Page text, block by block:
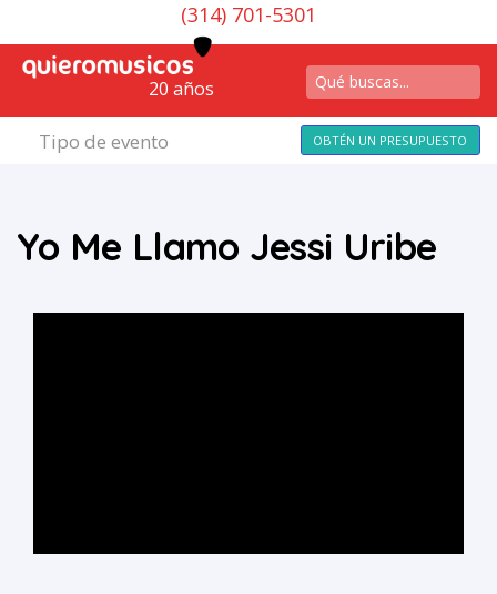
(314) 701-5301
20 años
Tipo de evento OBTÉN UN PRESUPUESTO
Yo Me Llamo Jessi Uribe